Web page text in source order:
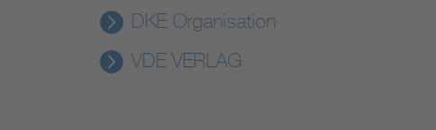
DKE Organisation
VDE VERLAG